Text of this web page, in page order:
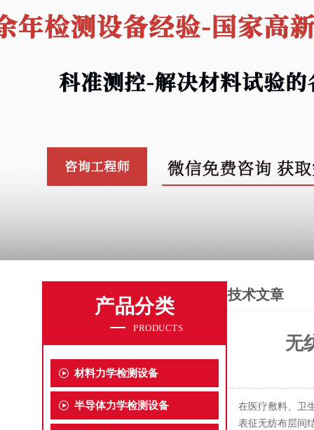
产品分类
PRODUCTS
材料力学检测设备
半导体力学检测设备
技术文章
无
在医疗敷料、卫
表征无纺布层间